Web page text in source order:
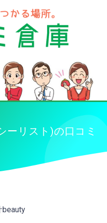
ーリスト)の口コミ
beauty